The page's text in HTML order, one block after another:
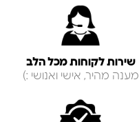
שירות לקוחות מכל הלב
מענה מהיר, אישי ואנושי :)